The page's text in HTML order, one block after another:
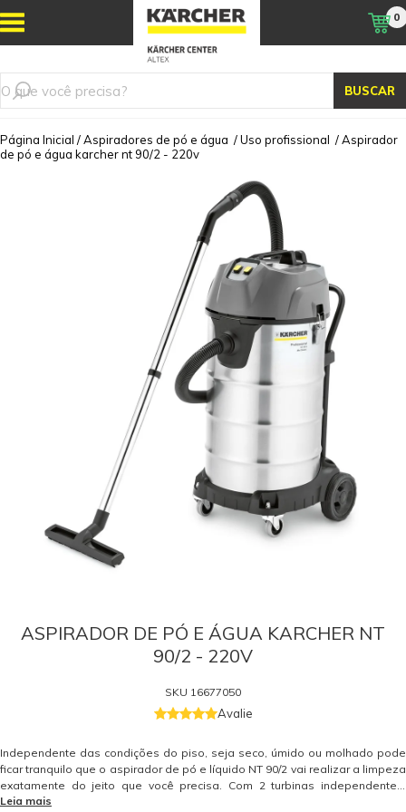
BUSCAR
0
Página Inicial /Aspiradores de pó e água /Uso profissional /Aspirador
de pó e água karcher nt 90/2 - 220v
ASPIRADOR DE PÓ E ÁGUA KARCHER NT
90/2 - 220V
SKU 16677050
Avalie
Independente das condições do piso, seja seco, úmido ou molhado pode
ficar tranquilo que o aspirador de pó e líquido NT 90/2 vai realizar a limpeza
exatamente do jeito que você precisa. Com 2 turbinas independentes,
mangueira super resistente e reservatório com grande capacidade (90
Leia mais